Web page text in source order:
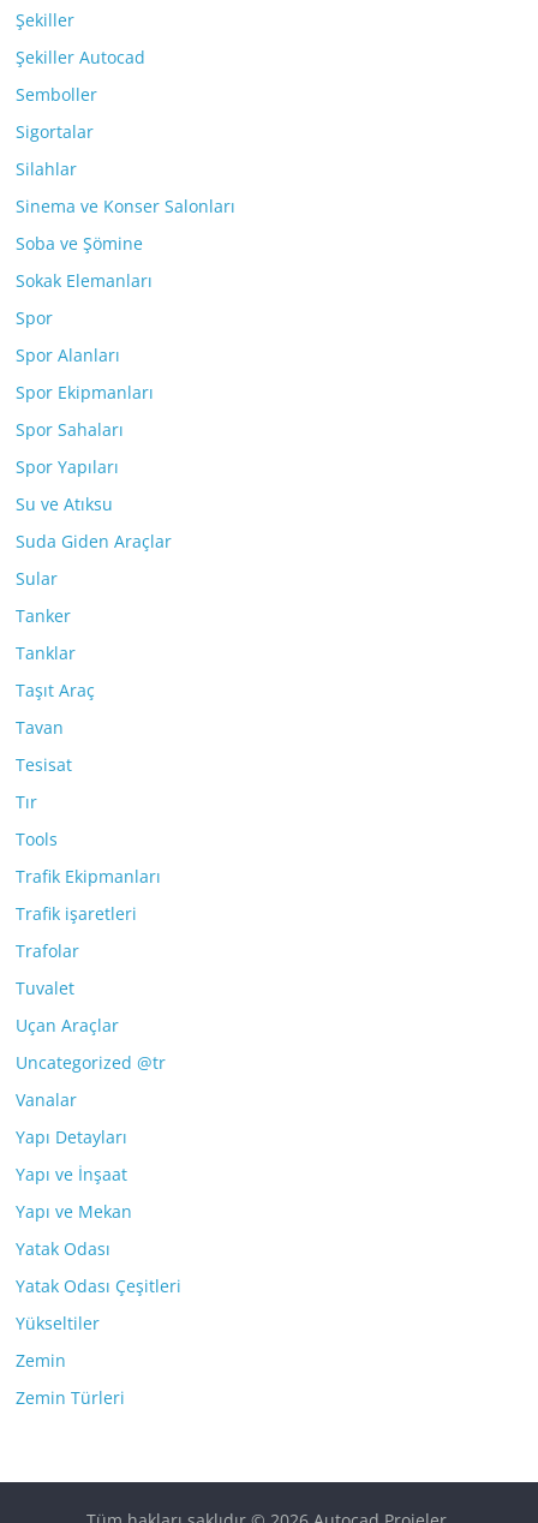
Şekiller
Şekiller Autocad
Semboller
Sigortalar
Silahlar
Sinema ve Konser Salonları
Soba ve Şömine
Sokak Elemanları
Spor
Spor Alanları
Spor Ekipmanları
Spor Sahaları
Spor Yapıları
Su ve Atıksu
Suda Giden Araçlar
Sular
Tanker
Tanklar
Taşıt Araç
Tavan
Tesisat
Tır
Tools
Trafik Ekipmanları
Trafik işaretleri
Trafolar
Tuvalet
Uçan Araçlar
Uncategorized @tr
Vanalar
Yapı Detayları
Yapı ve İnşaat
Yapı ve Mekan
Yatak Odası
Yatak Odası Çeşitleri
Yükseltiler
Zemin
Zemin Türleri